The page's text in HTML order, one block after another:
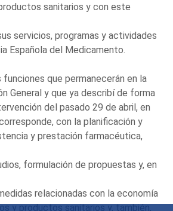
sanitarios y con este
servicios, programas y actividades
Española del Medicamento.
que permanecerán en la
General y que ya describí de forma
del pasado 29 de abril, en
con la planificación y
y prestación farmacéutica,
formulación de propuestas y, en
relacionadas con la economía
y productos sanitarios y, también,